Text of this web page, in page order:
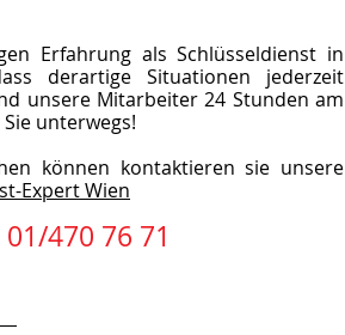
Erfahrung als Schlüsseldienst in
derartige Situationen jederzeit
unsere Mitarbeiter 24 Stunden am
unterwegs!
können kontaktieren sie unsere
Expert Wien
470 76 71